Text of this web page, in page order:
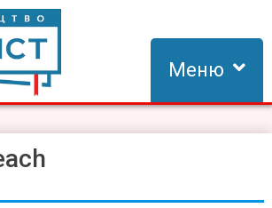
– адаптація та створення видань для
Меню